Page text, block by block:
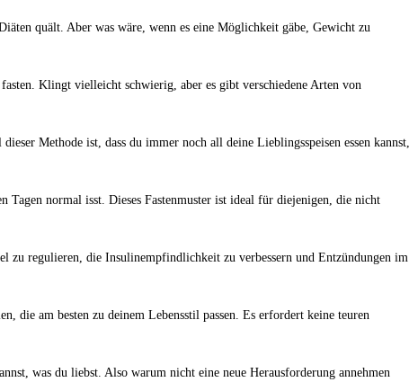
⁣quält. Aber was ⁤wäre, wenn⁣ es⁣ eine⁣ Möglichkeit gäbe, Gewicht zu
⁣Klingt vielleicht⁢ schwierig, aber es gibt⁢ verschiedene Arten⁤ von
‌Methode ist, dass du immer noch ⁣all deine Lieblingsspeisen essen kannst,
Tagen‍ normal isst. Dieses Fastenmuster‌ ist ideal für ⁢diejenigen, ‌die nicht⁢
zu regulieren, die ‌Insulinempfindlichkeit⁢ zu verbessern und Entzündungen‌ im
die am ‌besten ⁣zu deinem Lebensstil passen. Es erfordert keine teuren
was du‍ liebst. Also warum nicht eine‌ neue ‍Herausforderung ⁢annehmen